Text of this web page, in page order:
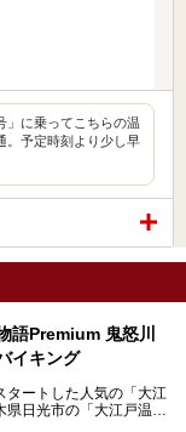
」に乗ってこちらの温
。予定時刻より少し早
語Premium 鬼怒川
イキング
タートした人気の「大江
日光市の「大江戸温泉